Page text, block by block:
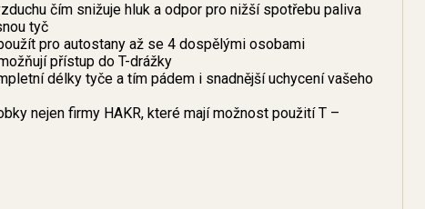
čím snižuje hluk a odpor pro nižší spotřebu paliva
tyč
pro autostany až se 4 dospělými osobami
přístup do T-drážky
délky tyče a tím pádem i snadnější uchycení vašeho
nejen firmy HAKR, které mají možnost použití T –